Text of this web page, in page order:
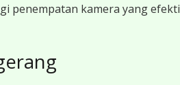
penempatan kamera yang